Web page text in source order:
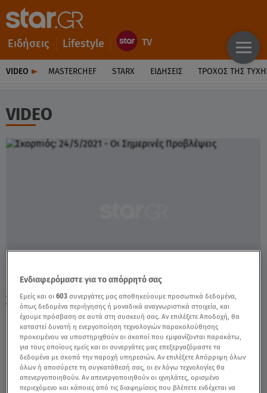
Ειδήσεις Lifestyle
VIDEO MASTERCHEF STARX ΕΙΔΉΣΕΙΣ ΤΡΟΧΌΣ ΤΗΣ
VIDEO
Σκορπιός: 24/5/2021 - Οι Σημερινές
Προβλέψεις - Video
Ενδιαφερόμαστε για το απόρρητό σας
Εμείς και οι603 συνεργάτες μας αποθηκεύουμε προσωπικά δεδομένα,
όπως δεδομένα περιήγησης ή μοναδικά αναγνωριστικά στοιχεία, και
έχουμε πρόσβαση σε αυτά στη συσκευή σας. Αν επιλέξετε Αποδοχή, θα
καταστεί δυνατή η ενεργοποίηση τεχνολογιών παρακολούθησης
προκειμένου να υποστηριχθούν οι σκοποί που εμφανίζονται παρακάτω,
για τους οποίους εμείς και οι συνεργάτες μας επεξεργαζόμαστε τα
δεδομένα με σκοπό την παροχή υπηρεσιών. Αν επιλέξετε Απόρριψη όλων
όλων ή αποσύρετε τη συγκατάθεσή σας, οι εν λόγω τεχνολογίες θα
απενεργοποιηθούν. Αν απενεργοποιηθούν οι ιχνηλάτες, ορισμένο
περιεχόμενο και κάποιες από τις διαφημίσεις που βλέπετε ενδέχεται να